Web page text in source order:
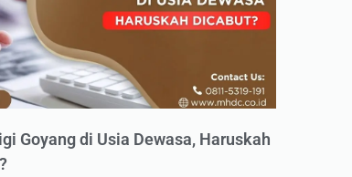
Goyang di Usia Dewasa, Haruskah